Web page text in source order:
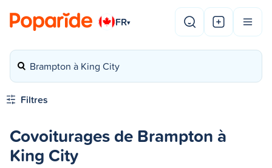
FR▾
Brampton à King City
Filtres
Covoiturages de Brampton à
King City